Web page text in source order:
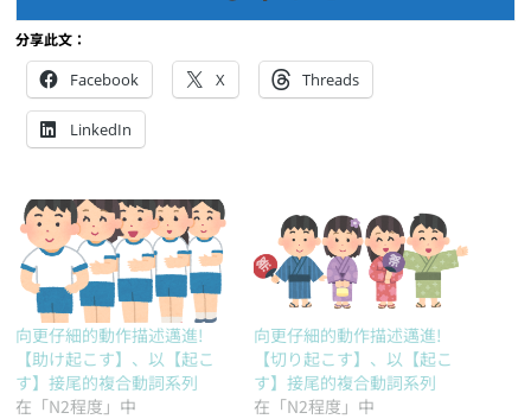
分享此文：
Facebook X Threads
LinkedIn
向更仔細的動作描述邁進!
【助け起こす】、以【起こ
す】接尾的複合動詞系列
在「N2程度」中
向更仔細的動作描述邁進!
【切り起こす】、以【起こ
す】接尾的複合動詞系列
在「N2程度」中